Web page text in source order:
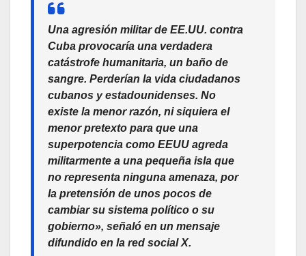
Una agresión militar de EE.UU. contra
Cuba provocaría una verdadera
catástrofe humanitaria, un baño de
sangre. Perderían la vida ciudadanos
cubanos y estadounidenses. No
existe la menor razón, ni siquiera el
menor pretexto para que una
superpotencia como EEUU agreda
militarmente a una pequeña isla que
no representa ninguna amenaza, por
la pretensión de unos pocos de
cambiar su sistema político o su
gobierno», señaló en un mensaje
difundido en la red social X.